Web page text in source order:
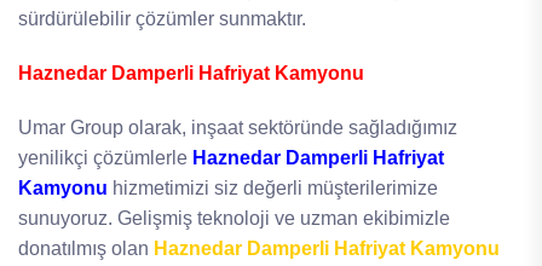
sürdürülebilir çözümler sunmaktır.
Haznedar Damperli Hafriyat Kamyonu
Umar Group olarak, inşaat sektöründe sağladığımız
yenilikçi çözümlerle Haznedar Damperli Hafriyat
Kamyonu hizmetimizi siz değerli müşterilerimize
sunuyoruz. Gelişmiş teknoloji ve uzman ekibimizle
donatılmış olan Haznedar Damperli Hafriyat Kamyonu